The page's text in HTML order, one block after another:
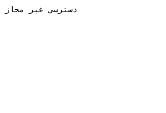
دسترسی غیر مجاز